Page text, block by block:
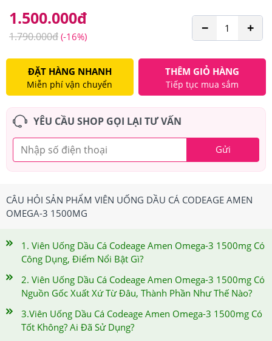
1.500.000đ
1.790.000đ (-16%)
+
−
THÊM GIỎ HÀNG
Tiếp tục mua sắm
ĐẶT HÀNG NHANH
Miễn phí vận chuyển
YÊU CẦU SHOP GỌI LẠI TƯ VẤN
Gửi
CÂU HỎI SẢN PHẨM VIÊN UỐNG DẦU CÁ CODEAGE AMEN
OMEGA-3 1500MG
1. Viên Uống Dầu Cá Codeage Amen Omega-3 1500mg Có
Công Dụng, Điểm Nổi Bật Gì?
2. Viên Uống Dầu Cá Codeage Amen Omega-3 1500mg Có
Nguồn Gốc Xuất Xứ Từ Đâu, Thành Phần Như Thế Nào?
3.Viên Uống Dầu Cá Codeage Amen Omega-3 1500mg Có
Tốt Không? Ai Đã Sử Dụng?